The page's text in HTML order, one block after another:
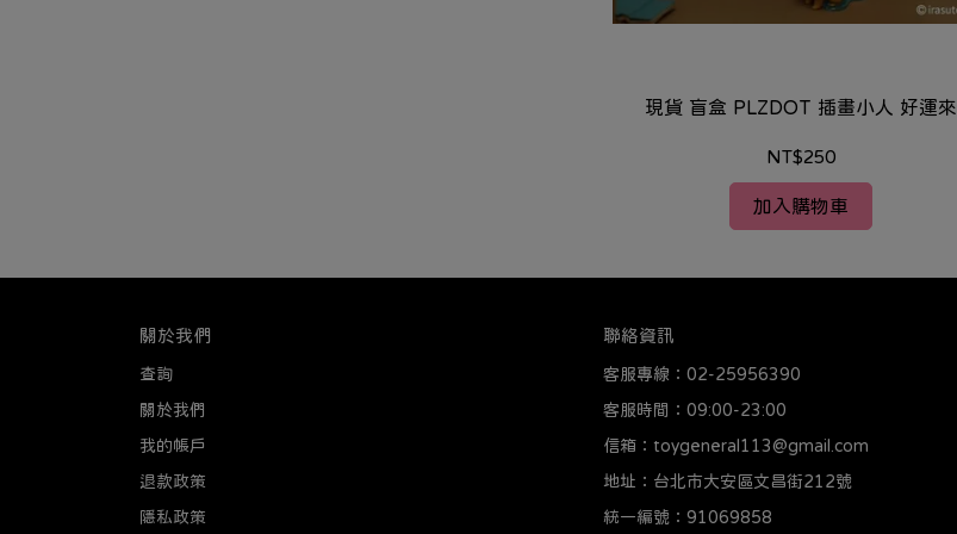
現貨 盲盒 PLZDOT 插畫小人 好運來
NT$250
加入購物車
關於我們
查詢
關於我們
我的帳戶
退款政策
隱私政策
聯絡資訊
客服專線：02-25956390
客服時間：09:00-23:00
信箱：toygeneral113@gmail.com
地址：台北市大安區文昌街212號
統一編號：91069858